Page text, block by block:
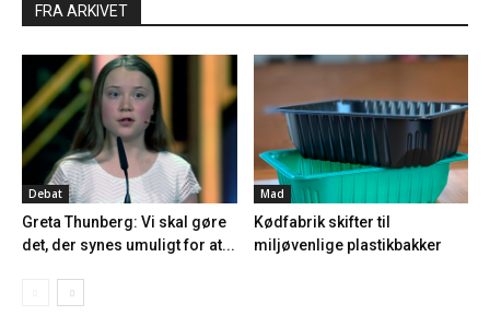
FRA ARKIVET
Debat
Greta Thunberg: Vi skal gøre
det, der synes umuligt for at...
Mad
Kødfabrik skifter til
miljøvenlige plastikbakker